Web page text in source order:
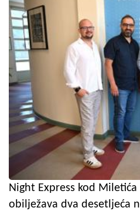
Night Express kod
obilježava dva desetljeća